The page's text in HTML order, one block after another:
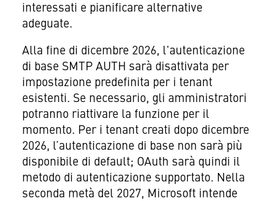
interessati e pianificare alternative
adeguate.
Alla fine di dicembre 2026, l'autenticazione
di base SMTP AUTH sarà disattivata per
impostazione predefinita per i tenant
esistenti. Se necessario, gli amministratori
potranno riattivare la funzione per il
momento. Per i tenant creati dopo dicembre
2026, l’autenticazione di base non sarà più
disponibile di default; OAuth sarà quindi il
metodo di autenticazione supportato. Nella
seconda metà del 2027, Microsoft intende